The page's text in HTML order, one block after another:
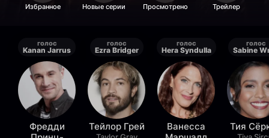
голос
Kanan Jarrus
Фредди
голос
Ezra Bridger
Тейлор Грей
голос
Hera Syndulla
Ванесса
голос
Sabine
Тия